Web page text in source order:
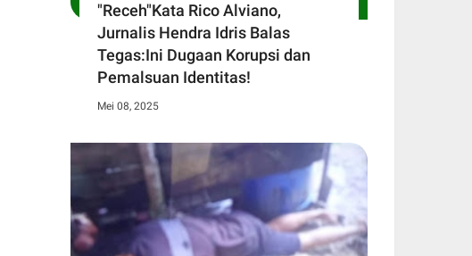
"Receh"Kata Rico Alviano,
Jurnalis Hendra Idris Balas
Tegas:Ini Dugaan Korupsi dan
Pemalsuan Identitas!
Mei 08, 2025